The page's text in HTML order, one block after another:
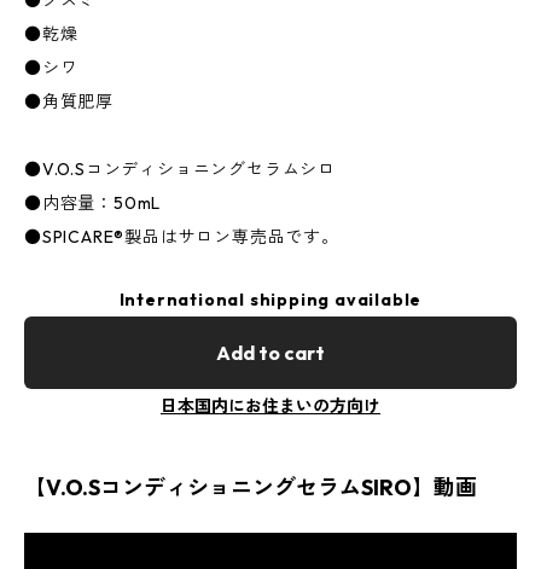
●乾燥
●シワ
●角質肥厚
●V.O.Sコンディショニングセラムシロ
●内容量：50mL
●SPICARE®製品はサロン専売品です。
International shipping available
Add to cart
日本国内にお住まいの方向け
【V.O.SコンディショニングセラムSIRO】動画